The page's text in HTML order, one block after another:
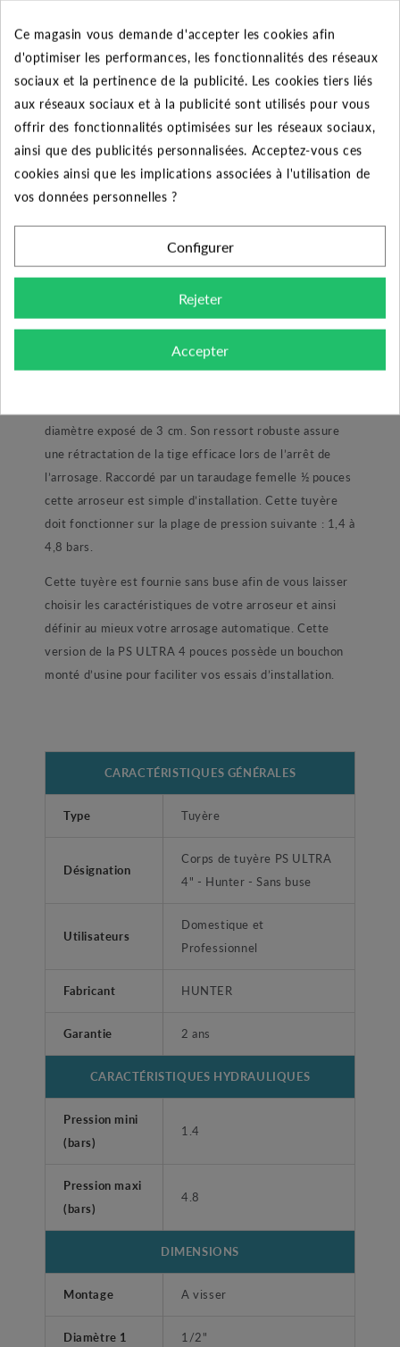
3.56 €
Ajouter au panier
3.56 €
Ajouter au panier
DESCRIPTION DU PRODUIT
de tuyère escamotable avec le modèle PS ULTRA 04.
diamètre exposé de 3 cm. Son ressort robuste assure
une rétractation de la tige efficace lors de l’arrêt de
l’arrosage. Raccordé par un taraudage femelle ½ pouces
cette arroseur est simple d’installation. Cette tuyère
doit fonctionner sur la plage de pression suivante : 1,4 à
4,8 bars.
Cette tuyère est fournie sans buse afin de vous laisser
choisir les caractéristiques de votre arroseur et ainsi
définir au mieux votre arrosage automatique. Cette
version de la PS ULTRA 4 pouces possède un bouchon
monté d’usine pour faciliter vos essais d’installation.
CARACTÉRISTIQUES GÉNÉRALES
Type Tuyère
Désignation
Corps de tuyère PS ULTRA
4" - Hunter - Sans buse
Utilisateurs
Domestique et
Professionnel
Fabricant HUNTER
Garantie 2 ans
CARACTÉRISTIQUES HYDRAULIQUES
Pression mini
(bars)
1.4
Pression maxi
(bars)
4.8
DIMENSIONS
Montage A visser
Diamètre 1 1/2"
Ce magasin vous demande d'accepter les cookies afin
d'optimiser les performances, les fonctionnalités des réseaux
sociaux et la pertinence de la publicité. Les cookies tiers liés
aux réseaux sociaux et à la publicité sont utilisés pour vous
offrir des fonctionnalités optimisées sur les réseaux sociaux,
ainsi que des publicités personnalisées. Acceptez-vous ces
cookies ainsi que les implications associées à l'utilisation de
vos données personnelles ?
Configurer
Rejeter
Accepter